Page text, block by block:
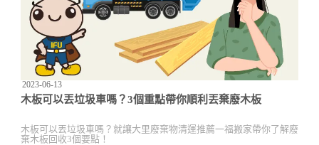
2023-06-13
木板可以丟垃圾車嗎？3個重點帶你順利丟棄廢木板
木板可以丟垃圾車嗎？就讓大里廢棄物清運推薦一福搬家帶你了解廢
棄木板回收3個要點！